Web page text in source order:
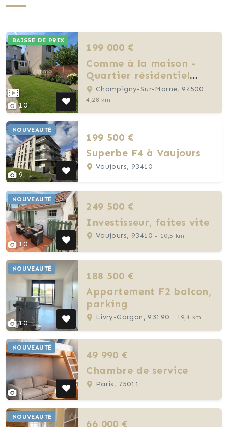
10
BAISSE DE PRIX
199 000 €
Comme à la maison -
Quartier résidentiel
avec jardin
Champigny-Sur-Marne, 94500 -
4,28 km
9
NOUVEAUTÉ
199 500 €
Superbe F4 à Vaujours
Vaujours, 93410
10
NOUVEAUTÉ
249 500 €
Investisseur, faites vite
Vaujours, 93410 - 10,5 km
10
NOUVEAUTÉ
188 500 €
Appartement F2 balcon,
parking
Livry-Gargan, 93190 - 19,4 km
7
NOUVEAUTÉ
49 990 €
Chambre de service
Paris, 75011
NOUVEAUTÉ
66 000 €